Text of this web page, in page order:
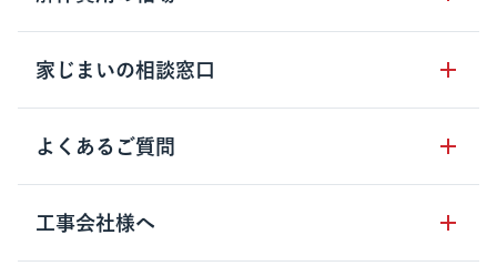
お客さまの声
空き家の処分を検討のお客様へ
解体工事に関わる法律
用語集
木造住宅の相場
鉄骨造住宅の相場
RC造住宅の相場
家じまいの相談窓口
家じまいの相談窓口
よくあるご質問
クラッソーネの利用方法
工事の進め方
工事会社様へ